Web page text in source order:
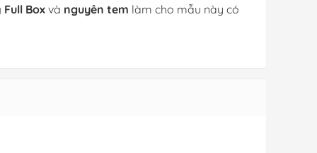
Full Boxvà nguyên tem làm cho mẫu này có